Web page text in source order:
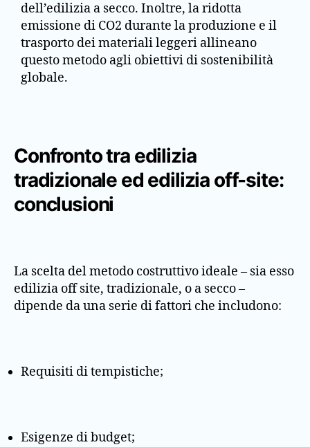
dell’edilizia a secco. Inoltre, la ridotta
emissione di CO2 durante la produzione e il
trasporto dei materiali leggeri allineano
questo metodo agli obiettivi di sostenibilità
globale.
Confronto tra edilizia
tradizionale ed edilizia off-site:
conclusioni
La scelta del metodo costruttivo ideale – sia esso
edilizia off site, tradizionale, o a secco –
dipende da una serie di fattori che includono:
Requisiti di tempistiche;
Esigenze di budget;